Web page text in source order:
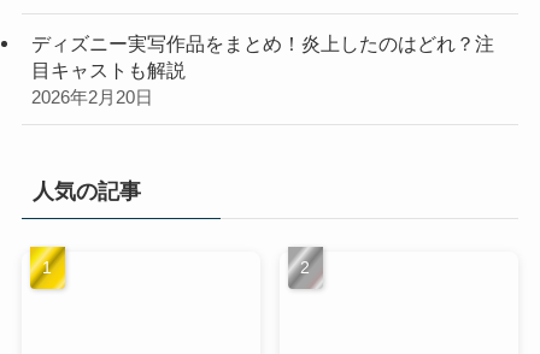
ディズニー実写作品をまとめ！炎上したのはどれ？注
目キャストも解説
2026年2月20日
人気の記事